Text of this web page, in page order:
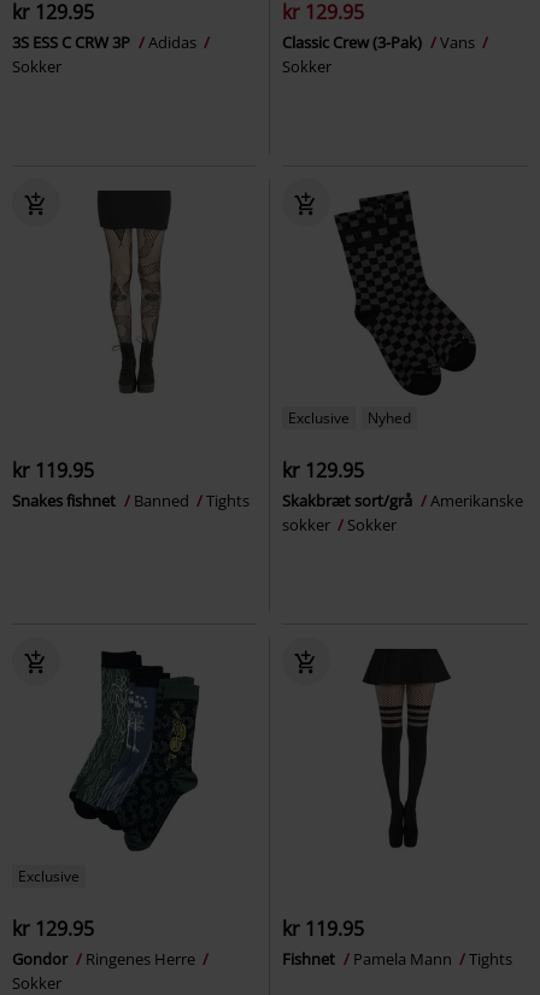
kr 129.95
3S ESS C CRW 3P
Adidas
Sokker
kr 129.95
Classic Crew (3-Pak)
Vans
Sokker
kr 119.95
Snakes fishnet Banned Tights
Exclusive Nyhed
kr 129.95
Skakbræt sort/grå
Amerikanske
sokker
Sokker
Exclusive
kr 129.95
Gondor
Ringenes Herre
Sokker
kr 119.95
Fishnet Pamela Mann Tights